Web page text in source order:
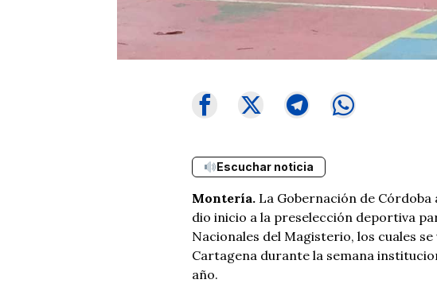
Escuchar noticia
Montería. La Gobernación de
dio inicio a la preselección deportiva
Nacionales del Magisterio, los cuales
Cartagena durante la semana
año.